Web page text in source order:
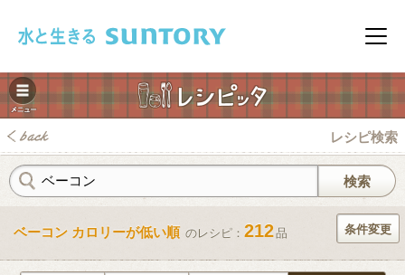
メニ
レシピ検索
ベーコン カロリーが低い順 のレシピ： 212品 条件変更